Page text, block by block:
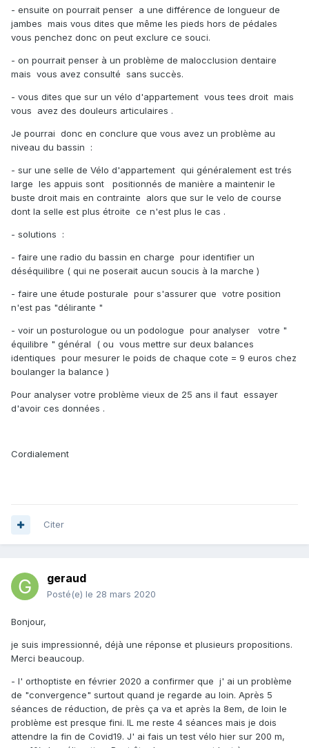
- ensuite on pourrait penser a une différence de longueur de
jambes mais vous dites que même les pieds hors de pédales
vous penchez donc on peut exclure ce souci.
- on pourrait penser à un problème de malocclusion dentaire
mais vous avez consulté sans succès.
- vous dites que sur un vélo d'appartement vous tees droit mais
vous avez des douleurs articulaires .
Je pourrai donc en conclure que vous avez un problème au
niveau du bassin :
- sur une selle de Vélo d'appartement qui généralement est trés
large les appuis sont positionnés de manière a maintenir le
buste droit mais en contrainte alors que sur le velo de course
dont la selle est plus étroite ce n'est plus le cas .
- solutions :
- faire une radio du bassin en charge pour identifier un
déséquilibre ( qui ne poserait aucun soucis à la marche )
- faire une étude posturale pour s'assurer que votre position
n'est pas "délirante "
- voir un posturologue ou un podologue pour analyser votre "
équilibre " général ( ou vous mettre sur deux balances
identiques pour mesurer le poids de chaque cote = 9 euros chez
boulanger la balance )
Pour analyser votre problème vieux de 25 ans il faut essayer
d'avoir ces données .
Cordialement
Citer
geraud
Posté(e) le 28 mars 2020
Bonjour,
je suis impressionné, déjà une réponse et plusieurs propositions.
Merci beaucoup.
- l' orthoptiste en février 2020 a confirmer que j' ai un problème
de "convergence" surtout quand je regarde au loin. Après 5
séances de réduction, de près ça va et après la 8em, de loin le
problème est presque fini. IL me reste 4 séances mais je dois
attendre la fin de Covid19. J' ai fais un test vélo hier sur 200 m,